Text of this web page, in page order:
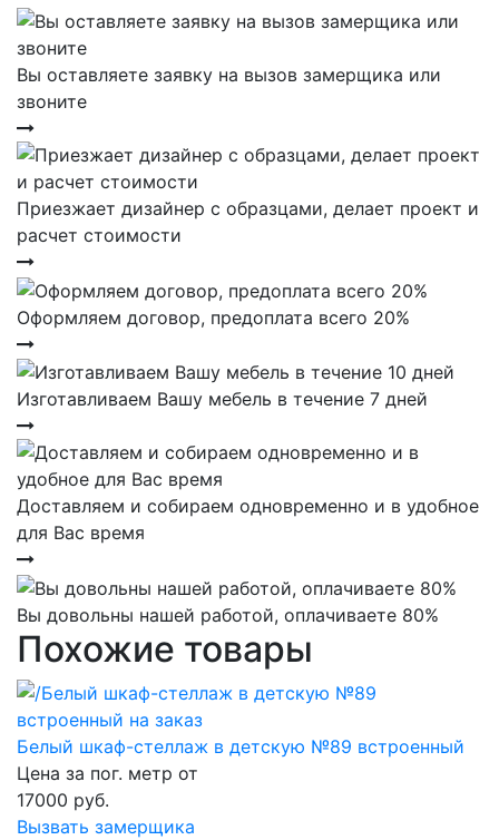
Вы оставляете заявку на вызов замерщика или
звоните
Приезжает дизайнер с образцами, делает проект и
расчет стоимости
Оформляем договор, предоплата всего 20%
Изготавливаем Вашу мебель в течение 7 дней
Доставляем и собираем одновременно и в удобное
для Вас время
Вы довольны нашей работой, оплачиваете 80%
Похожие товары
Белый шкаф-стеллаж в детскую №89 встроенный
Цена за пог. метр от
17000 руб.
Вызвать замерщика